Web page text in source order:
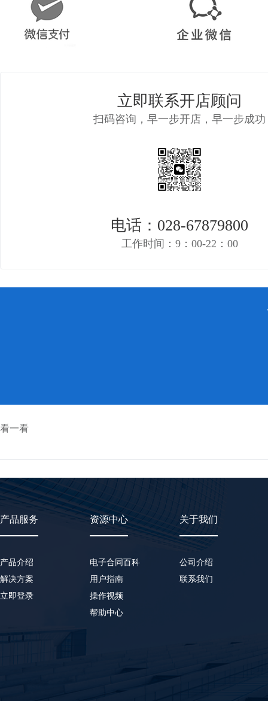
立即联系开店顾问
扫码咨询，早一步开店，早一步成功
电话：028-67879800
工作时间：9：00-22：00
看一看
产品服务
产品介绍
解决方案
立即登录
资源中心
电子合同百科
用户指南
操作视频
帮助中心
关于我们
公司介绍
联系我们